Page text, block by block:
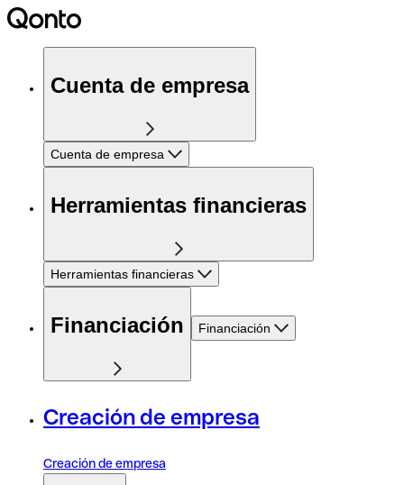
Cuenta de empresa
Cuenta de empresa
Herramientas financieras
Herramientas financieras
Financiación Financiación
Creación de empresa
Creación de empresa